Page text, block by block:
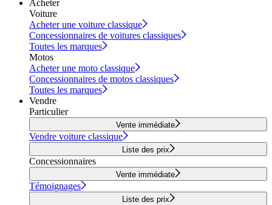
Acheter
Voiture
Acheter une voiture classique
Concessionnaires de voitures classiques
Toutes les marques
Motos
Acheter une moto classique
Concessionnaires de motos classiques
Toutes les marques
Vendre
Particulier
Vente immédiate
Vendre voiture classique
Liste des prix
Concessionnaires
Vente immédiate
Témoignages
Liste des prix